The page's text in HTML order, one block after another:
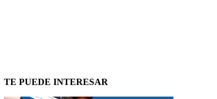
TE PUEDE INTERESAR